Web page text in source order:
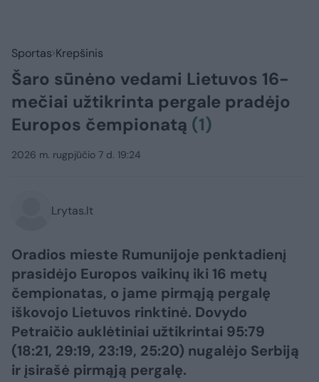
Sportas Krepšinis
Šaro sūnėno vedami Lietuvos 16-
mečiai užtikrinta pergale pradėjo
Europos čempionatą (1)
2026 m. rugpjūčio 7 d. 19:24
Lrytas.lt
Oradios mieste Rumunijoje penktadienį
prasidėjo Europos vaikinų iki 16 metų
čempionatas, o jame pirmąją pergalę
iškovojo Lietuvos rinktinė. Dovydo
Petraičio auklėtiniai užtikrintai 95:79
(18:21, 29:19, 23:19, 25:20) nugalėjo Serbiją
ir įsirašė pirmąją pergalę.